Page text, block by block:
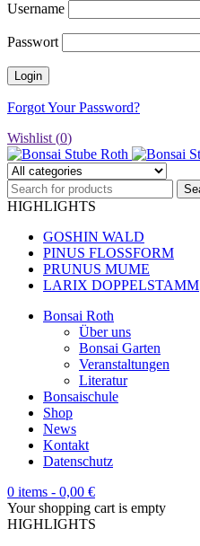
Username
Passwort
Forgot Your Password?
Wishlist (0)
HIGHLIGHTS
GOSHIN WALD
PINUS FLOSSFORM
PRUNUS MUME
LARIX DOPPELSTAMM
Bonsai Roth
Über uns
Bonsai Garten
Veranstaltungen
Literatur
Bonsaischule
Shop
News
Kontakt
Datenschutz
0 items - 0,00 €
Your shopping cart is empty
HIGHLIGHTS